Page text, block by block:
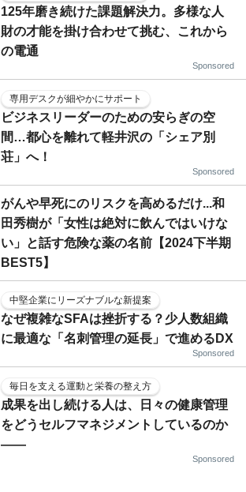
125年磨き続けた課題解決力。多様な人
財の才能を掛け合わせて挑む、これから
の電通
Sponsored
専用デスクが細やかにサポート
ビジネスリーダーのための安らぎの空
間…都心を離れて軽井沢の「シェア別
荘」へ！
Sponsored
がんや早死にのリスクを高めるだけ...和
田秀樹が「女性は絶対に飲んではいけな
い」と話す危険な薬の名前【2024下半期
BEST5】
中堅企業にリーズナブルな新提案
なぜ複雑なSFAは挫折する？少人数組織
に最適な「名刺管理の延長」で進めるDX
Sponsored
毎日を支える運動と栄養の整え方
成果を出し続ける人は、日々の健康管理
をどうセルフマネジメントしているのか
——
Sponsored